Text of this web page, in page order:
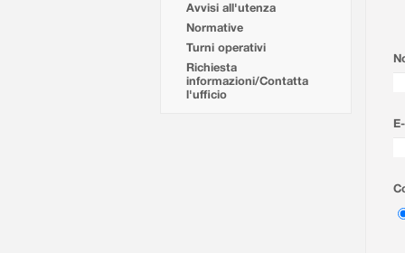
Avvisi all'utenza
Normative
Turni operativi
Richiesta
informazioni/Contatta
l'ufficio